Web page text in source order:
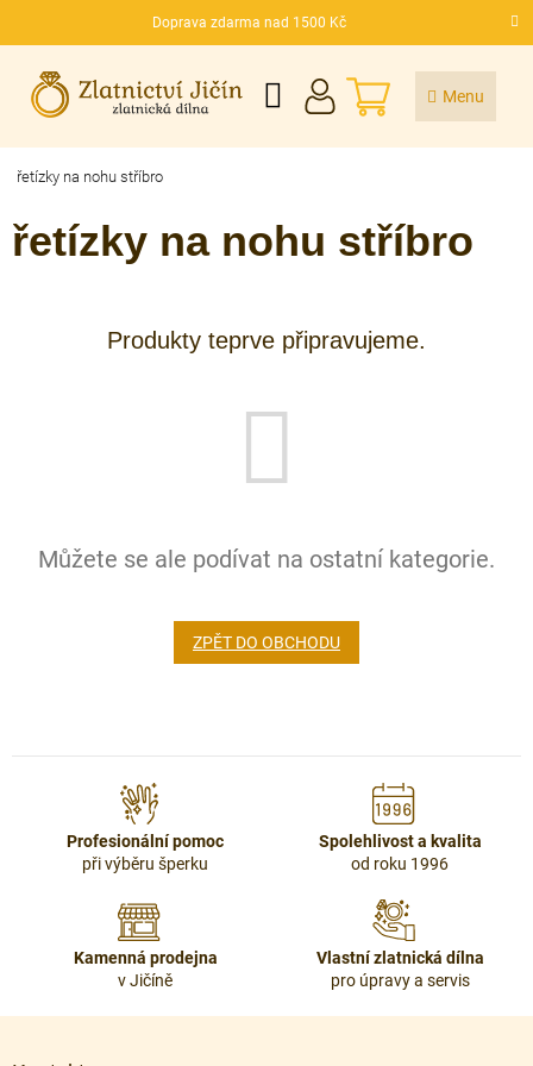
Doprava zdarma nad 1500 Kč
CZK
NÁKUPNÍ
KOŠÍK
řetízky na nohu stříbro
řetízky na nohu stříbro
Produkty teprve připravujeme.
Můžete se ale podívat na ostatní kategorie.
ZPĚT DO OBCHODU
Profesionální pomoc
při výběru šperku
Spolehlivost a kvalita
od roku 1996
Kamenná prodejna
v Jičíně
Vlastní zlatnická dílna
pro úpravy a servis